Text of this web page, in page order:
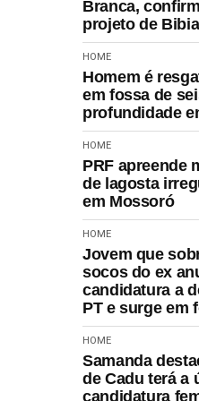
Branca,
projeto de
HOME
Homem é
em fossa de
profundidade
HOME
PRF apreende
de lagosta
em Mossoró
HOME
Jovem que
socos do ex
candidatura a
PT e surge em
HOME
Samanda
de Cadu terá a
candidatura